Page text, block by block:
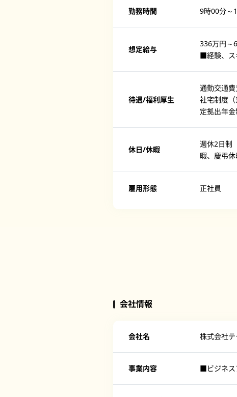
勤務時間 9時00分～
想定給与
336万円～
■経験、ス
待遇/福利厚生
通勤交通
社宅制度
定拠出年
休日/休暇
週休2日制
暇、慶弔
雇用形態 正社員
会社情報
会社名 株式会社
事業内容 ■ビジネス